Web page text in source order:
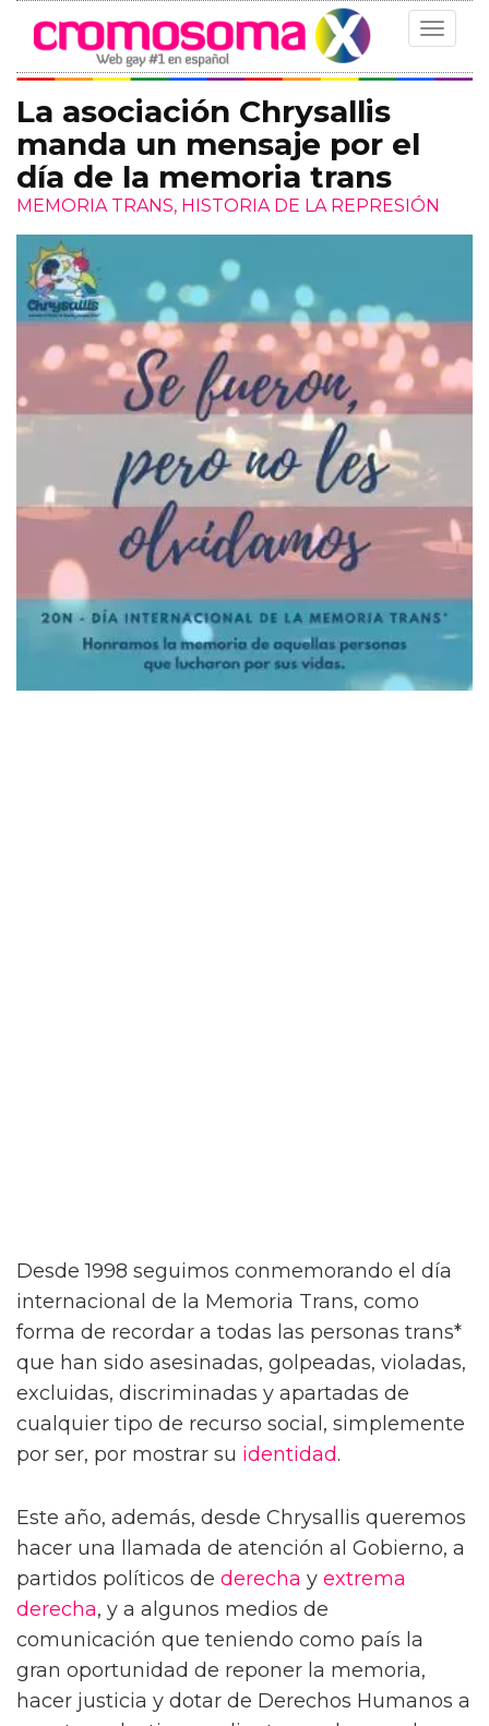
Toggle
La asociación Chrysallis
manda un mensaje por el
día de la memoria trans
MEMORIA TRANS, HISTORIA DE LA REPRESIÓN
Desde 1998 seguimos conmemorando el día
internacional de la Memoria Trans, como
forma de recordar a todas las personas trans*
que han sido asesinadas, golpeadas, violadas,
excluidas, discriminadas y apartadas de
cualquier tipo de recurso social, simplemente
por ser, por mostrar su identidad.
Este año, además, desde Chrysallis queremos
hacer una llamada de atención al Gobierno, a
partidos políticos de derecha y extrema
derecha, y a algunos medios de
comunicación que teniendo como país la
gran oportunidad de reponer la memoria,
hacer justicia y dotar de Derechos Humanos a